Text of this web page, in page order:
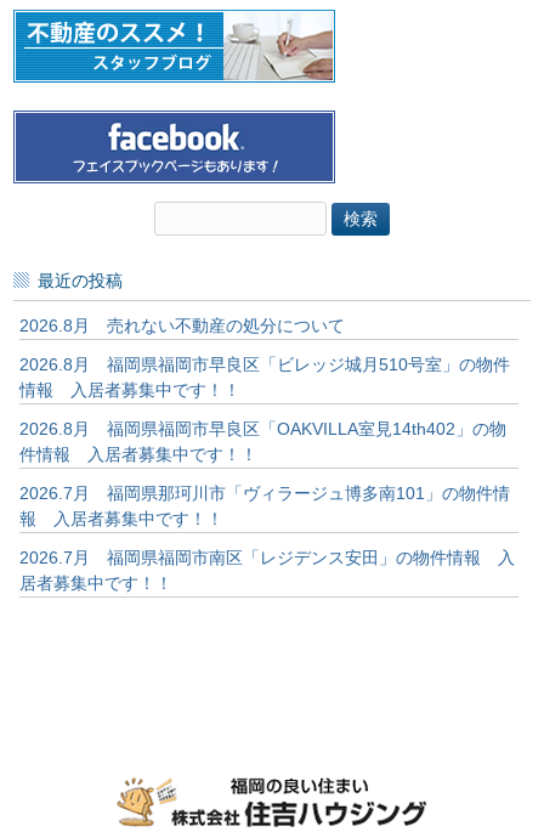
最近の投稿
2026.8月 売れない不動産の処分について
2026.8月 福岡県福岡市早良区「ビレッジ城月510号室」の物件
情報 入居者募集中です！！
2026.8月 福岡県福岡市早良区「OAKVILLA室見14th402」の物
件情報 入居者募集中です！！
2026.7月 福岡県那珂川市「ヴィラージュ博多南101」の物件情
報 入居者募集中です！！
2026.7月 福岡県福岡市南区「レジデンス安田」の物件情報 入
居者募集中です！！